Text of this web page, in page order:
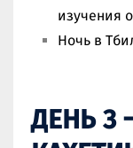
изучения
Ночь в
ДЕНЬ 3